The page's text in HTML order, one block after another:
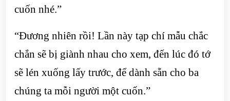
cuốn nhé.”
“Đương nhiên rồi! Lần này tạp chí mẫu chắc
chắn sẽ bị giành nhau cho xem, đến lúc đó tớ
sẽ lén xuống lấy trước, để dành sẵn cho ba
chúng ta mỗi người một cuốn.”